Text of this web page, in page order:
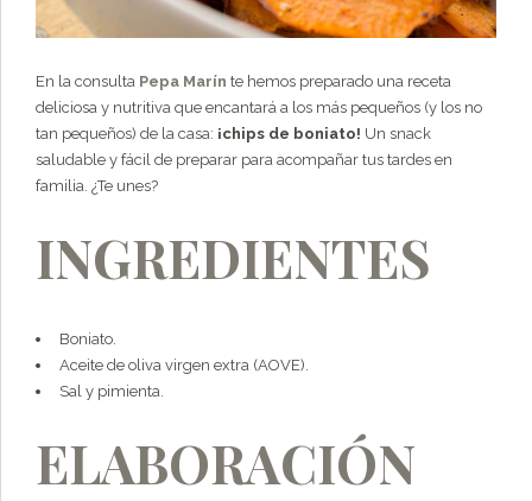
En la consulta Pepa Marín te hemos preparado una receta
deliciosa y nutritiva que encantará a los más pequeños (y los no
tan pequeños) de la casa: ¡chips de boniato! Un snack
saludable y fácil de preparar para acompañar tus tardes en
familia. ¿Te unes?
INGREDIENTES
Boniato.
Aceite de oliva virgen extra (AOVE).
Sal y pimienta.
ELABORACIÓN